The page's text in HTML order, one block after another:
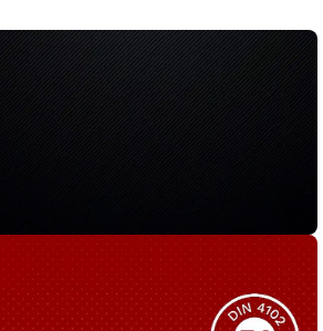
Sie haben nicht das passende
Produkt gefunden?
Wir helfen Ihnen gerne weiter!